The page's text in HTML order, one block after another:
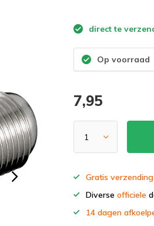
direct te
Op voorraad
7,95
Gratis verzending
Diverseofficiele
14 dagen